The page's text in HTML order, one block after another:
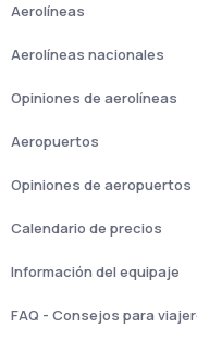
Aerolíneas
Aerolíneas nacionales
Opiniones de aerolíneas
Aeropuertos
Opiniones de aeropuertos
Calendario de precios
Información del equipaje
FAQ - Consejos para